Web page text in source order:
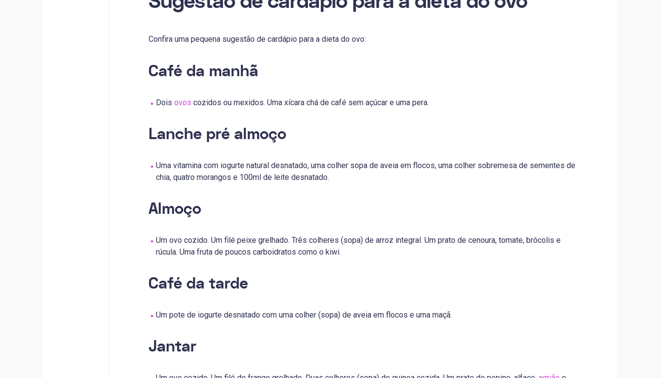
Confira uma pequena sugestão de cardápio para a dieta do ovo:
Café da manhã
Dois ovos cozidos ou mexidos. Uma xícara chá de café sem açúcar e uma pera.
Lanche pré almoço
Uma vitamina com iogurte natural desnatado, uma colher sopa de aveia em flocos, uma colher sobremesa de sementes de
chia, quatro morangos e 100ml de leite desnatado.
Almoço
Um ovo cozido. Um filé peixe grelhado. Três colheres (sopa) de arroz integral. Um prato de cenoura, tomate, brócolis e
rúcula. Uma fruta de poucos carboidratos como o kiwi.
Café da tarde
Um pote de iogurte desnatado com uma colher (sopa) de aveia em flocos e uma maçã.
Jantar